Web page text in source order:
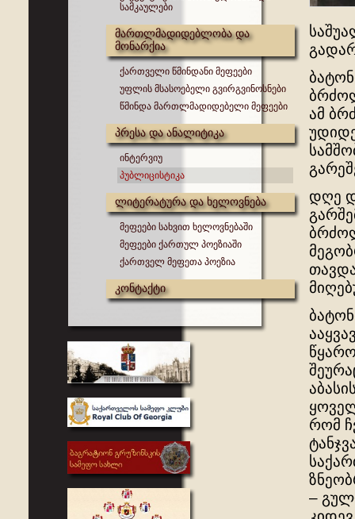
სამკაულები
მართლმადიდებლობა და
მონარქია
ქართველი წმინდანი მეფეები
უფლის მსასოებელი გვირგვინოსნები
წმინდა მართლმადიდებელი მეფეები
პრესა და ანალიტიკა
ინტერვიუ
პუბლიცისტიკა
ლიტერატურა და ხელოვნება
მეფეები სახვით ხელოვნებაში
მეფეები ქართულ პოეზიაში
ქართველ მეფეთა პოეზია
კონტაქტი
ამ
დღე
რომ
–